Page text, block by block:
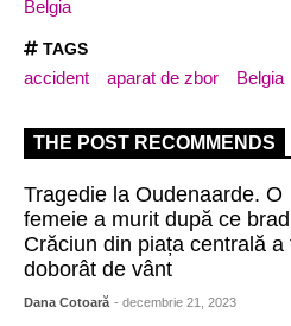
Belgia
TAGS
accident aparat de zbor Belgia
THE POST RECOMMENDS
Tragedie la Oudenaarde. O
femeie a murit după ce
Crăciun din piața centrală a
doborât de vânt
Dana Cotoară - decembrie 21, 2023